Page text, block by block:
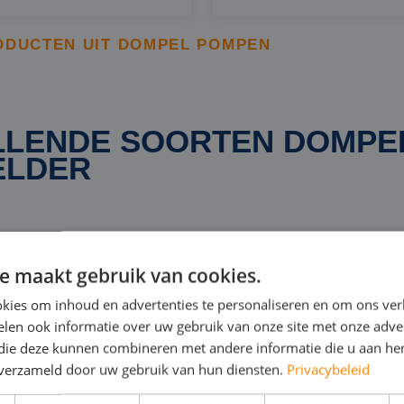
UIT DOMPEL POMPEN
SOORTEN
In onze huurvloot vindt u uitsluitend elektrische
capaciteit. Onze selectie omvat modellen die vanaf
tot krachtige uitvoeringen die tot wel
aanbod zorgt ervoor dat we voor elke situatie een
maakt gebruik van cookies.
om inhoud en advertenties te personaliseren en om ons
ook informatie over uw gebruik van onze site met onze
deze kunnen combineren met andere informatie die u aan
door uw gebruik van hun diensten. Privacybeleid